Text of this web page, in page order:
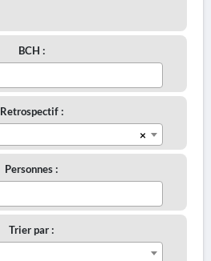
BCH :
Retrospectif :
×
Personnes :
Trier par :